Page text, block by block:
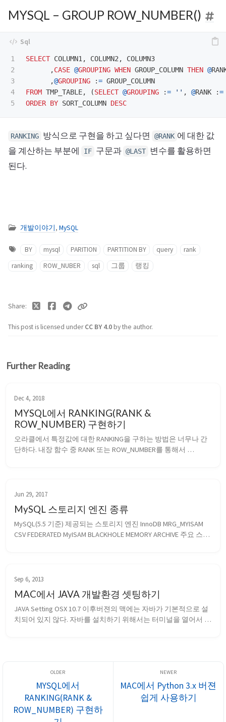
MYSQL – GROUP ROW_NUMBER()
1
2
3
4
SELECT COLUMN1, COLUMN2,
COLUMN3
,CASE @GROUPING WHEN GROUP_COLUMN THEN @
,@GROUPING := GROUP_COLUMN
FROM TMP_TABLE, (SELECT @GROUPING := '' , @RANK :=
ORDER BY SORT_COLUMN DESC
RANKING 방식으로 구현을 하고 싶다면 @RANK 에 대한 값
을 계산하는 부분에
IF 구문과 @LAST
변수를 활용하면
된다.
개발이야기, MySQL
BY mysql PARITION PARTITION BY query
rank
ranking
ROW_NUBER sql 그룹 랭킹
This post is licensed underCC BY 4.0by the author.
Share
Further Reading
Dec 4, 2018
MYSQL에서 RANKING(RANK &
ROW_NUMBER) 구현하기
오라클에서 특정값에 대한 RANKING을 구하는 방법은 너무나 간
단하다. 내장 함수 중 RANK 또는 ROW_NUMBER를 통해서
경우 같은 등수...
Jun 29, 2017
MySQL 스토리지 엔진 종류
MySQL(5.5 기준) 제공되는 스토리지 엔진 InnoDB MRG_MYISAM
CSV FEDERATED MyISAM BLACKHOLE MEMORY ARCHIVE 주요 스토
Sep 6, 2013
MAC에서 JAVA 개발환경 셋팅하기
JAVA Setting OSX 10.7 이후버젼의 맥에는 자바가 기본적으로 설
치되어 있지 않다. 자바를 설치하기 위해서는 터미널을 열어서
MYSQL에서
RANKING(RANK &
ROW_NUMBER) 구현하
MAC에서 Python 3.x 버젼
쉽게 사용하기